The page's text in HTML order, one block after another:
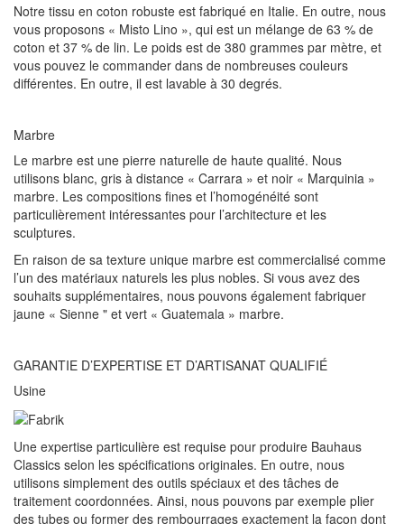
Notre tissu en coton robuste est fabriqué en Italie. En outre, nous
vous proposons « Misto Lino », qui est un mélange de 63 % de
coton et 37 % de lin. Le poids est de 380 grammes par mètre, et
vous pouvez le commander dans de nombreuses couleurs
différentes. En outre, il est lavable à 30 degrés.
Marbre
Le marbre est une pierre naturelle de haute qualité. Nous
utilisons blanc, gris à distance « Carrara » et noir « Marquinia »
marbre. Les compositions fines et l’homogénéité sont
particulièrement intéressantes pour l’architecture et les
sculptures.
En raison de sa texture unique marbre est commercialisé comme
l’un des matériaux naturels les plus nobles. Si vous avez des
souhaits supplémentaires, nous pouvons également fabriquer
jaune « Sienne " et vert « Guatemala » marbre.
GARANTIE D’EXPERTISE ET D’ARTISANAT QUALIFIÉ
Usine
Une expertise particulière est requise pour produire Bauhaus
Classics selon les spécifications originales. En outre, nous
utilisons simplement des outils spéciaux et des tâches de
traitement coordonnées. Ainsi, nous pouvons par exemple plier
des tubes ou former des rembourrages exactement la façon dont